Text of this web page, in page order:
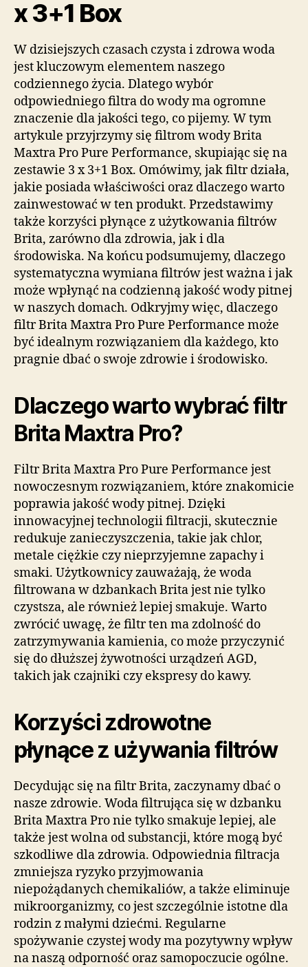
x 3+1 Box
W dzisiejszych czasach czysta i zdrowa woda
jest kluczowym elementem naszego
codziennego życia. Dlatego wybór
odpowiedniego filtra do wody ma ogromne
znaczenie dla jakości tego, co pijemy. W tym
artykule przyjrzymy się filtrom wody Brita
Maxtra Pro Pure Performance, skupiając się na
zestawie 3 x 3+1 Box. Omówimy, jak filtr działa,
jakie posiada właściwości oraz dlaczego warto
zainwestować w ten produkt. Przedstawimy
także korzyści płynące z użytkowania filtrów
Brita, zarówno dla zdrowia, jak i dla
środowiska. Na końcu podsumujemy, dlaczego
systematyczna wymiana filtrów jest ważna i jak
może wpłynąć na codzienną jakość wody pitnej
w naszych domach. Odkryjmy więc, dlaczego
filtr Brita Maxtra Pro Pure Performance może
być idealnym rozwiązaniem dla każdego, kto
pragnie dbać o swoje zdrowie i środowisko.
Dlaczego warto wybrać filtr
Brita Maxtra Pro?
Filtr Brita Maxtra Pro Pure Performance jest
nowoczesnym rozwiązaniem, które znakomicie
poprawia jakość wody pitnej. Dzięki
innowacyjnej technologii filtracji, skutecznie
redukuje zanieczyszczenia, takie jak chlor,
metale ciężkie czy nieprzyjemne zapachy i
smaki. Użytkownicy zauważają, że woda
filtrowana w dzbankach Brita jest nie tylko
czystsza, ale również lepiej smakuje. Warto
zwrócić uwagę, że filtr ten ma zdolność do
zatrzymywania kamienia, co może przyczynić
się do dłuższej żywotności urządzeń AGD,
takich jak czajniki czy ekspresy do kawy.
Korzyści zdrowotne
płynące z używania filtrów
Decydując się na filtr Brita, zaczynamy dbać o
nasze zdrowie. Woda filtrująca się w dzbanku
Brita Maxtra Pro nie tylko smakuje lepiej, ale
także jest wolna od substancji, które mogą być
szkodliwe dla zdrowia. Odpowiednia filtracja
zmniejsza ryzyko przyjmowania
niepożądanych chemikaliów, a także eliminuje
mikroorganizmy, co jest szczególnie istotne dla
rodzin z małymi dziećmi. Regularne
spożywanie czystej wody ma pozytywny wpływ
na naszą odporność oraz samopoczucie ogólne.